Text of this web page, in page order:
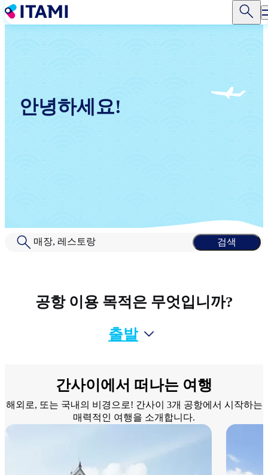
주
요
콘
텐
츠
로
건
너
뛰
기
안녕하세요!
매장, 레스토랑 검색
공항 이용 목적은 무엇입니까?
출발
간사이에서 떠나는 여행
해외로, 또는 국내의 비경으로! 간사이 3개 공항에서 시작하는
매력적인 여행을 소개합니다.